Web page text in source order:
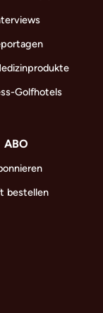
Golfhotels
ABO
bestellen